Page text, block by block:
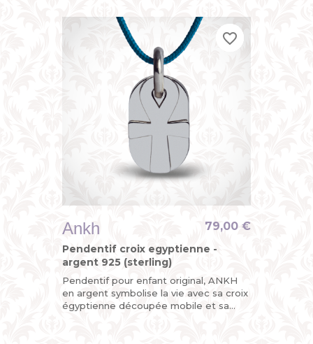
Ankh
Pendentif croix egyptienne -
argent 925 (sterling)
Pendentif pour enfant original, ANKH
en argent symbolise la vie avec sa croix
égyptienne découpée mobile et sa
79,00 €
favorite_border
favorite_border
favorite_border